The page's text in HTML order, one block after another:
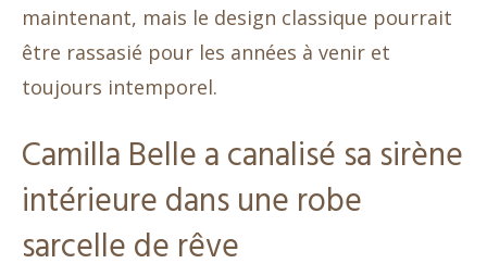
maintenant, mais le design classique pourrait
être rassasié pour les années à venir et
toujours intemporel.
Camilla Belle a canalisé sa sirène
intérieure dans une robe
sarcelle de rêve